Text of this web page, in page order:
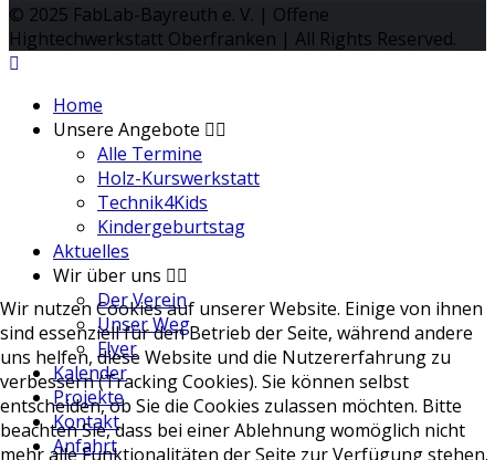
© 2025 FabLab-Bayreuth e. V. | Offene
Hightechwerkstatt Oberfranken | All Rights Reserved.
Home
Unsere Angebote
Alle Termine
Holz-Kurswerkstatt
Technik4Kids
Kindergeburtstag
Aktuelles
Wir über uns
Der Verein
Unser Weg
Flyer
Kalender
Projekte
Kontakt
Anfahrt
Wir nutzen Cookies auf unserer Website. Einige von ihnen
sind essenziell für den Betrieb der Seite, während andere
uns helfen, diese Website und die Nutzererfahrung zu
verbessern (Tracking Cookies). Sie können selbst
entscheiden, ob Sie die Cookies zulassen möchten. Bitte
beachten Sie, dass bei einer Ablehnung womöglich nicht
mehr alle Funktionalitäten der Seite zur Verfügung stehen.